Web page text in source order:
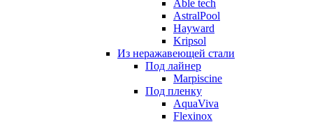
Able tech
AstralPool
Hayward
Kripsol
Из неражавеющей стали
Под лайнер
Marpiscine
Под пленку
AquaViva
Flexinox